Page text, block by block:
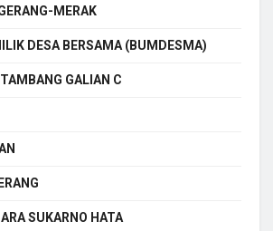
MERAK
DESA BERSAMA (BUMDESMA)
GALIAN C
SUKARNO HATA